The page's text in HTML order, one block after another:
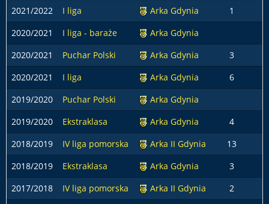
2021/2022
I liga Arka Gdynia 1
2020/2021
I liga - baraże Arka Gdynia
2020/2021
Puchar Polski Arka Gdynia 3
2020/2021
I liga Arka Gdynia 6
2019/2020
Puchar Polski Arka Gdynia
2019/2020
Ekstraklasa Arka Gdynia 4
2018/2019
IV liga pomorska Arka II Gdynia
13
2018/2019
Ekstraklasa Arka Gdynia 3
2017/2018
IV liga pomorska Arka II Gdynia
2